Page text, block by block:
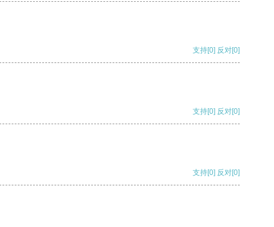
支持[0] 反对[0]
支持[0] 反对[0]
支持[0] 反对[0]